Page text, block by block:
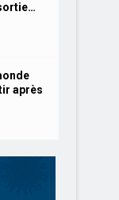
après